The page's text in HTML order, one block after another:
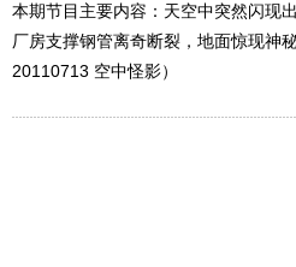
本期节目主要内容：天空中突然闪现
厂房支撑钢管离奇断裂，地面惊现神
20110713 空中怪影）